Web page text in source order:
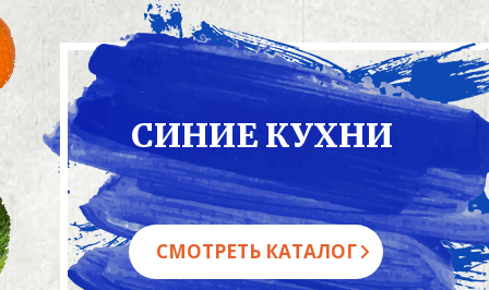
СИНИЕ КУХНИ
СМОТРЕТЬ КАТАЛОГ